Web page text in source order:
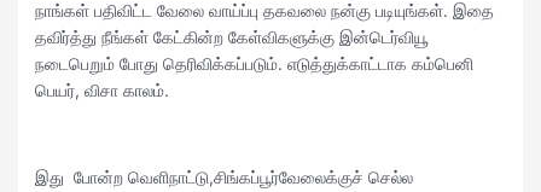
நாங்கள் பதிவிட்ட வேலை வாய்ப்பு தகவலை நன்கு படியுங்கள். இதை
தவிர்த்து நீங்கள் கேட்கின்ற கேள்விகளுக்கு இன்டெர்வியூ
நடைபெறும் போது தெரிவிக்கப்படும். எடுத்துக்காட்டாக கம்பெனி
பெயர், விசா காலம்.
இது போன்ற வெளிநாட்டு,சிங்கப்பூர்வேலைக்குச் செல்ல